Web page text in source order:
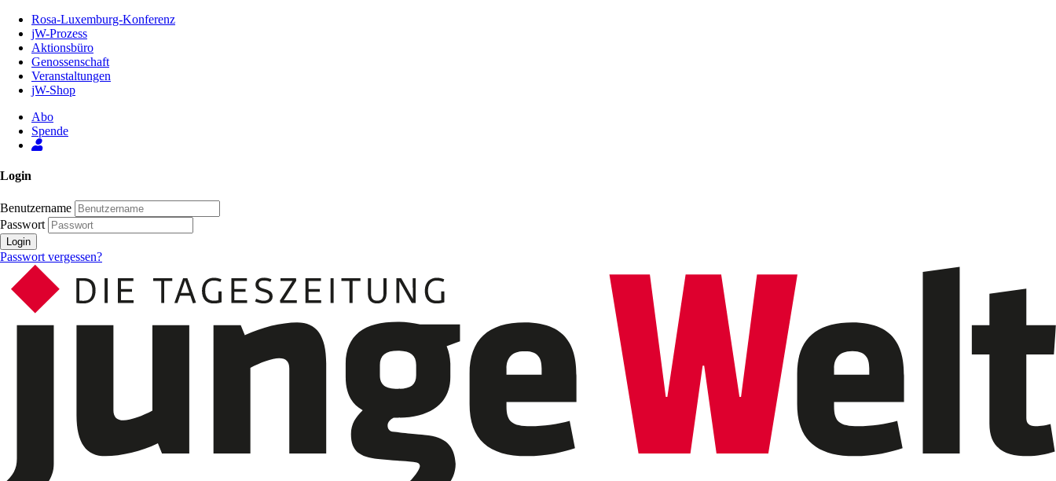
Inhalt
Seite
Rosa-Luxemburg-Konferenz
jW-Prozess
Aktionsbüro
Genossenschaft
Veranstaltungen
jW-Shop
Abo
Spende
Login
Benutzername
Passwort
Login
Passwort vergessen?